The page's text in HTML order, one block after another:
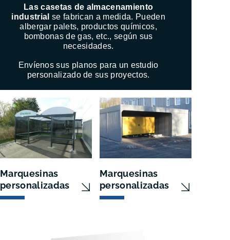
Las casetas de almacenamiento
industrial se fabrican a medida. Pueden
albergar palets, productos químicos,
bombonas de gas, etc., según sus
necesidades.
Envíenos sus planos para un estudio
personalizado de sus proyectos.
Marquesinas
personalizadas
Marquesinas
personalizadas